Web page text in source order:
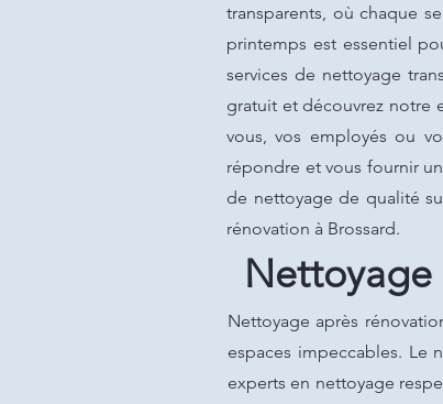
transparents, où chaque
printemps est essentiel
services de nettoyage
gratuit et découvrez notre
vous, vos employés ou
répondre et vous fournir
de nettoyage de qualité
rénovation à Brossard.
Nettoyage
Nettoyage après
espaces impeccables. Le
experts en nettoyage